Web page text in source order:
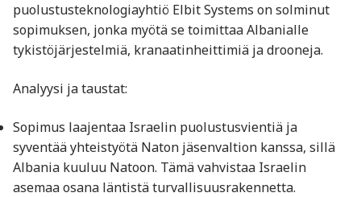
puolustusteknologiayhtiö Elbit Systems on solminut
sopimuksen, jonka myötä se toimittaa Albanialle
tykistöjärjestelmiä, kranaatinheittimiä ja drooneja.
Analyysi ja taustat:
Sopimus laajentaa Israelin puolustusvientiä ja
syventää yhteistyötä Naton jäsenvaltion kanssa, sillä
Albania kuuluu Natoon. Tämä vahvistaa Israelin
asemaa osana läntistä turvallisuusrakennetta.